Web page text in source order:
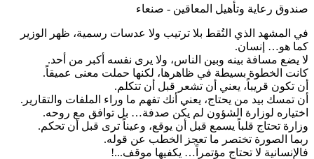
صندوق رعاية وتأهيل المعاقين - صنعاء
في المشهد الذي التُقط بلا ترتيب ولا عدسات رسمية، ظهر الوزير
كما هو… إنسان.
لا يضع مسافة بينه وبين الناس، ولا يرى نفسه أكبر من أحد.
كانت الخطوة بسيطة في ظاهرها، لكنها حملت معنى عميقاً.
أن تكون قريباً، يعني أن تشعر قبل أن تتكلم.
أن تمسك بيد من يحتاج، يعني أنك تفهم ما وراء الملفات والتقارير.
اختياره لوزارة الشؤون لم يكن صدفة… بل توافق مع روحه.
وزارة تحتاج قلباً يسمع قبل أن يوقع، وعيناً ترى قبل أن تحكم.
ربما الصورة تختصر ما تعجز الخطب عن قوله.
فالإنسانية لا تحتاج مؤتمراً… يكفيها موقف...!